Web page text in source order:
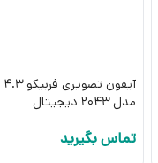
مدل 2043 دیجیتال
تماس بگیرید